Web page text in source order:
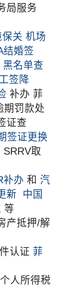
局服务
保关 机场
结婚签
黑名单查
工签降
补办 菲
期罚款处
证查
签证更换
SRRV取
补办 和汽
新
中国
等
产抵押/解
认证 菲
人所得税